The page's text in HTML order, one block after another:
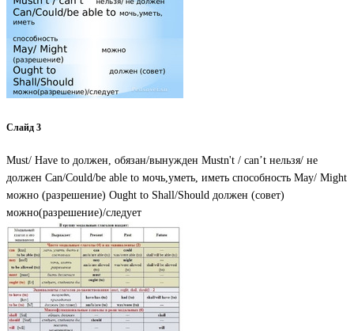
Слайд 3
Must/ Have to должен, обязан/вынужден Mustn't / can’t нельзя/ не
должен Can/Could/be able to мочь,уметь, иметь способность May/ Might
можно (разрешение) Ought to Shall/Should должен (совет)
можно(разрешение)/следует